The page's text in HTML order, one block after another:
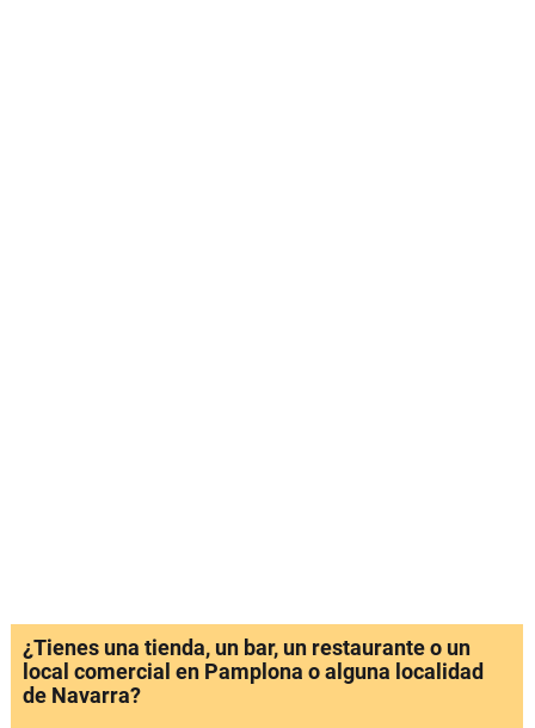
¿Tienes una tienda, un bar, un restaurante o un
local comercial en Pamplona o alguna localidad
de Navarra?